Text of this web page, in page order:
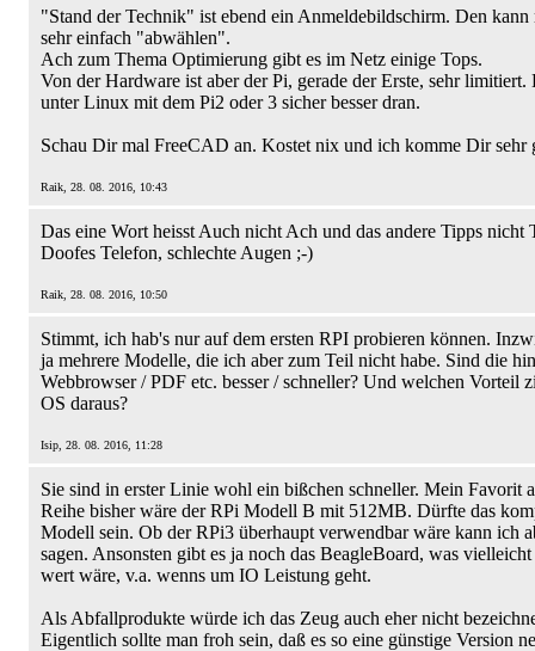
"Stand der Technik" ist ebend ein Anmeldebildschirm. Den kann
sehr einfach "abwählen".
Ach zum Thema Optimierung gibt es im Netz einige Tops.
Von der Hardware ist aber der Pi, gerade der Erste, sehr limitiert.
unter Linux mit dem Pi2 oder 3 sicher besser dran.
Schau Dir mal FreeCAD an. Kostet nix und ich komme Dir sehr
Raik, 28. 08. 2016, 10:43
Das eine Wort heisst Auch nicht Ach und das andere Tipps nicht
Doofes Telefon, schlechte Augen ;-)
Raik, 28. 08. 2016, 10:50
Stimmt, ich hab's nur auf dem ersten RPI probieren können.
ja mehrere Modelle, die ich aber zum Teil nicht habe. Sind die
Webbrowser / PDF etc. besser / schneller? Und welchen Vorteil
OS daraus?
Isip, 28. 08. 2016, 11:28
Sie sind in erster Linie wohl ein bißchen schneller. Mein Favorit
Reihe bisher wäre der RPi Modell B mit 512MB. Dürfte das
Modell sein. Ob der RPi3 überhaupt verwendbar wäre kann ich
sagen. Ansonsten gibt es ja noch das BeagleBoard, was
wert wäre, v.a. wenns um IO Leistung geht.
Als Abfallprodukte würde ich das Zeug auch eher nicht
Eigentlich sollte man froh sein, daß es so eine günstige Version